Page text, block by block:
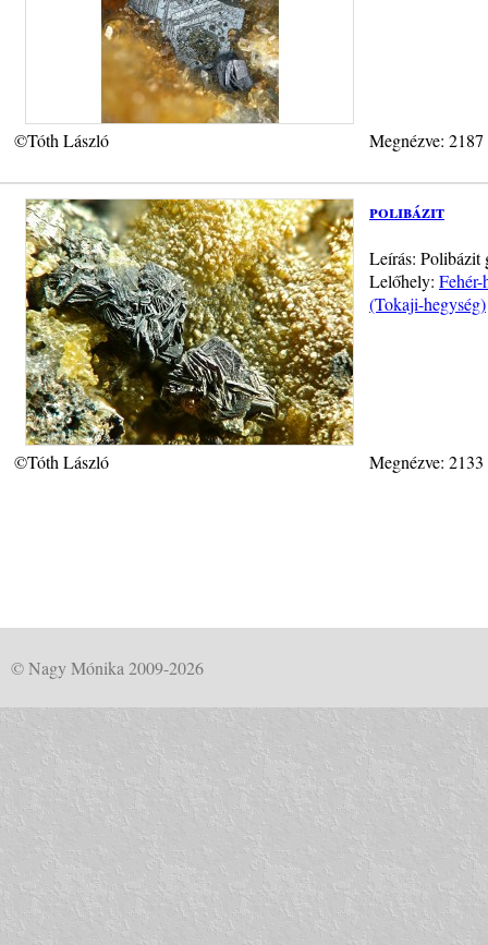
©Tóth László Megnézve:
polibázit
Leírás: Polibázit
Lelőhely:
(Tokaji-hegység)
©Tóth László Megnézve:
© Nagy Mónika 2009-2026